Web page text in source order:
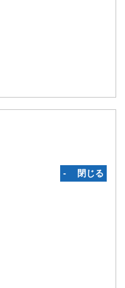
‐ 閉じる